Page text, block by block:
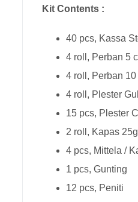
Kit Contents :
40 pcs, Kassa
4 roll, Perban 5
4 roll, Perban 10
4 roll, Plester
15 pcs, Plester
2 roll, Kapas
4 pcs, Mittela /
1 pcs, Gunting
12 pcs, Peniti